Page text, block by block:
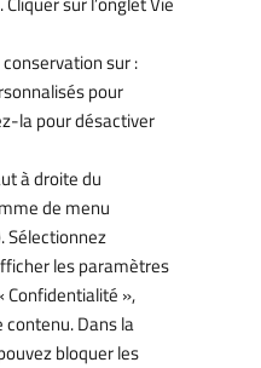
sur :
pour
la pour désactiver
à droite du
de menu
Sélectionnez
les paramètres
Confidentialité »,
Dans la
bloquer les